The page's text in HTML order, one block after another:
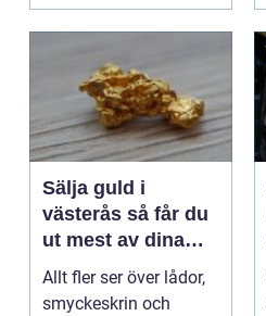
Sälja guld i
västerås så får du
ut mest av dina
smycken och mynt
Allt fler ser över lådor,
smyckeskrin och